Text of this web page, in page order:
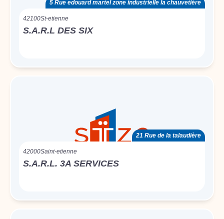
5 Rue edouard martel zone industrielle la chauvetière
42100St-etienne
S.A.R.L DES SIX
21 Rue de la talaudière
42000Saint-etienne
S.A.R.L. 3A SERVICES